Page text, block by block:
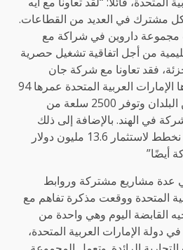
مشترك في العديد من القطاعات.
مجموعة داروين في شراكة مع
من أجل اتفاقية تشغيل حصرية
فقد تعاونا مع شركة جان
واخوانه، وهي شركة مقرها الإمارات العربية المتحدة عمرها 94
عامًا وتعمل في العديد من البلدان وتوفر 2500 سلعة من
في الهند. بالإضافة إلى ذلك
بالتعاون مع جان واخوانه، نخطط لاستثمار 13.6 مليون دولار
أيضًا”
مشاريع مشتركة وروابط
المتحدة ووقعت مذكرة تفاهم مع
القابضة اليوم وهي واحدة من
دولة الإمارات العربية المتحدة،